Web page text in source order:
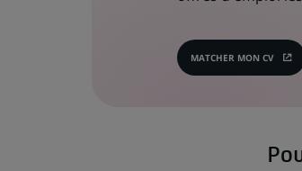
MATCHER MON CV
(CE